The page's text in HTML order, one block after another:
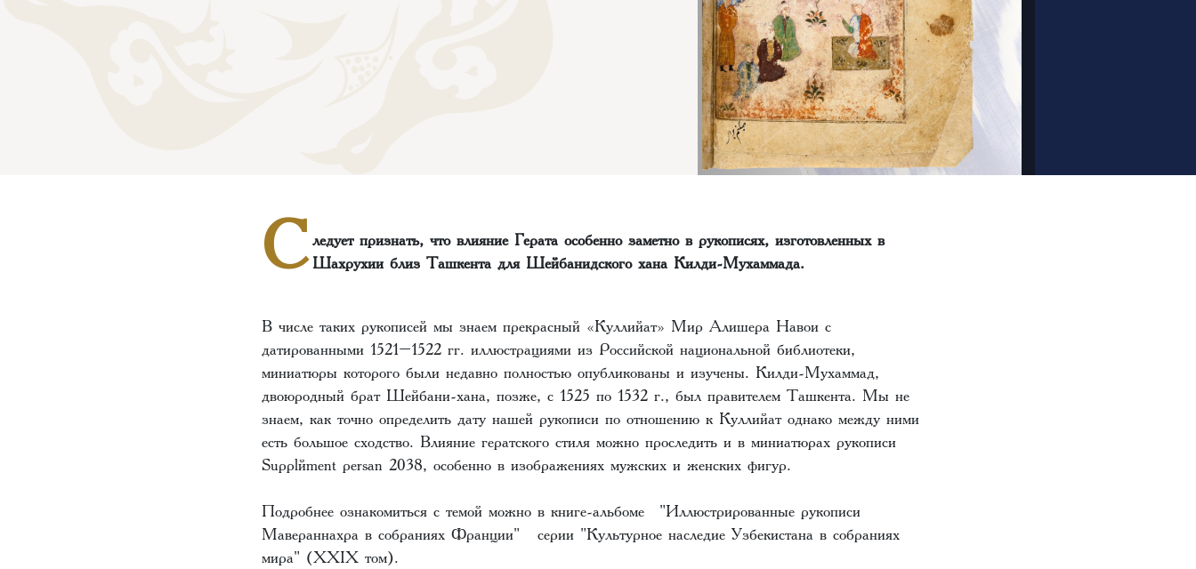
Следует признать, что влияние Герата особенно заметно в рукописях, изготовленных в
Шахрухии близ Ташкента для Шейбанидского хана Килди-Мухаммада.
В числе таких рукописей мы знаем прекрасный «Куллийат» Мир Алишера Навои с
датированными 1521–1522 гг. иллюстрациями из Российской национальной библиотеки,
миниатюры которого были недавно полностью опубликованы и изучены. Килди-Мухаммад,
двоюродный брат Шейбани-хана, позже, с 1525 по 1532 г., был правителем Ташкента. Мы не
знаем, как точно определить дату нашей рукописи по отношению к Куллийат однако между ними
есть большое сходство. Влияние гератского стиля можно проследить и в миниатюрах рукописи
Supplément persаn 2038, особенно в изображениях мужских и женских фигур.
Подробнее ознакомиться с темой можно в книге-альбоме "Иллюстрированные рукописи
Мавераннахра в собраниях Франции" серии "Культурное наследие Узбекистана в собраниях
мира" (XXIX том).